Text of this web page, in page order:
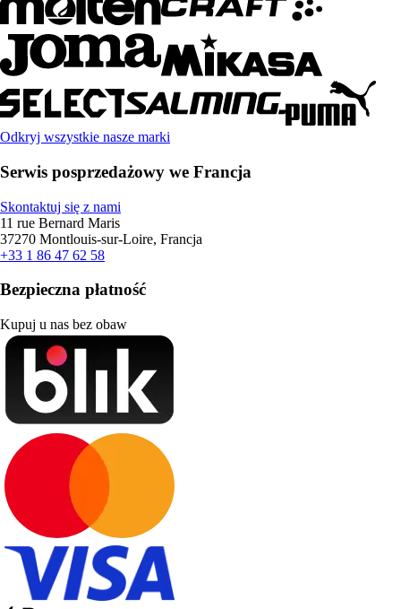
Odkryj wszystkie nasze marki
Serwis posprzedażowy we Francja
Skontaktuj się z nami
11 rue Bernard Maris
37270 Montlouis-sur-Loire, Francja
+33 1 86 47 62 58
Bezpieczna płatność
Kupuj u nas bez obaw